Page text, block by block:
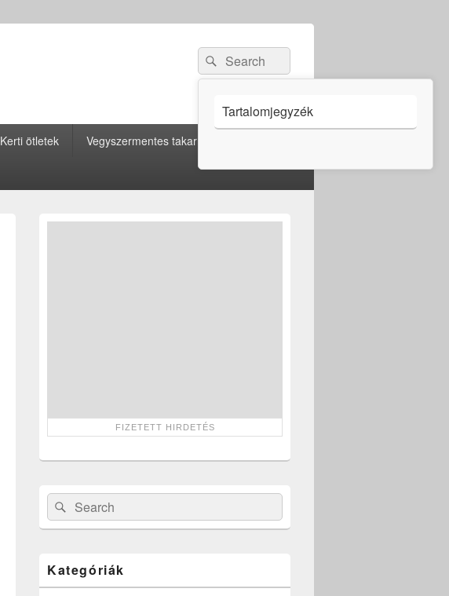
Search
for:
Search
Kerti ötletek Vegyszermentes takarítás
Primary
Search
for:
Search
Kategóriák
Tartalomjegyzék